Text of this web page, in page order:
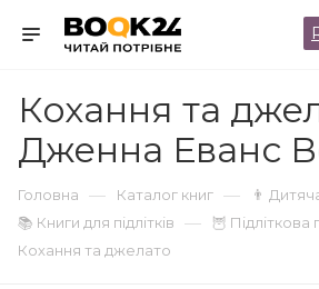
Кохання та
Дженна Еванс
Головна — Каталог книг — 👨
📚 Книги для підлітків — 🦉 Підліткова
Кохання та джелато